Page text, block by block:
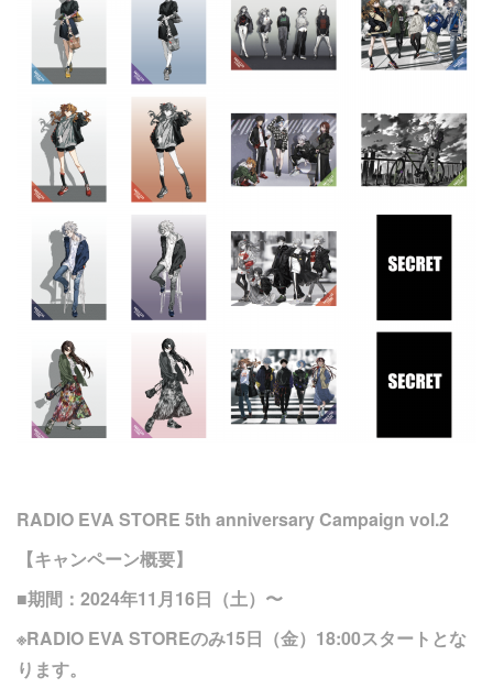
RADIO EVA STORE 5th anniversary Campaign vol.2
【キャンペーン概要】
■期間：2024年11月16日（土）〜
※RADIO EVA STOREのみ15日（金）18:00スタートとな
ります。